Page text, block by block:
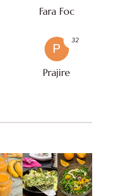
Fara Foc
P
Prajire
32